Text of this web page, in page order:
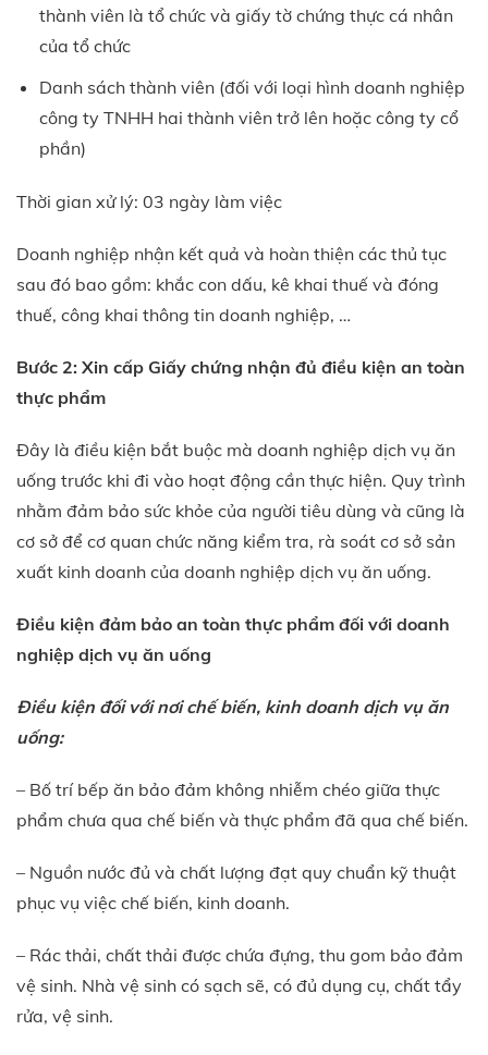
thành viên là tổ chức và giấy tờ chứng thực cá nhân
của tổ chức
Danh sách thành viên (đối với loại hình doanh nghiệp
công ty TNHH hai thành viên trở lên hoặc công ty cổ
phần)
Thời gian xử lý: 03 ngày làm việc
Doanh nghiệp nhận kết quả và hoàn thiện các thủ tục
sau đó bao gồm: khắc con dấu, kê khai thuế và đóng
thuế, công khai thông tin doanh nghiệp, …
Bước 2: Xin cấp Giấy chứng nhận đủ điều kiện an toàn
thực phẩm
Đây là điều kiện bắt buộc mà doanh nghiệp dịch vụ ăn
uống trước khi đi vào hoạt động cần thực hiện. Quy trình
nhằm đảm bảo sức khỏe của người tiêu dùng và cũng là
cơ sở để cơ quan chức năng kiểm tra, rà soát cơ sở sản
xuất kinh doanh của doanh nghiệp dịch vụ ăn uống.
Điều kiện đảm bảo an toàn thực phẩm đối với doanh
nghiệp dịch vụ ăn uống
Điều kiện đối với nơi chế biến, kinh doanh dịch vụ ăn
uống:
– Bố trí bếp ăn bảo đảm không nhiễm chéo giữa thực
phẩm chưa qua chế biến và thực phẩm đã qua chế biến.
– Nguồn nước đủ và chất lượng đạt quy chuẩn kỹ thuật
phục vụ việc chế biến, kinh doanh.
– Rác thải, chất thải được chứa đựng, thu gom bảo đảm
vệ sinh. Nhà vệ sinh có sạch sẽ, có đủ dụng cụ, chất tẩy
rửa, vệ sinh.